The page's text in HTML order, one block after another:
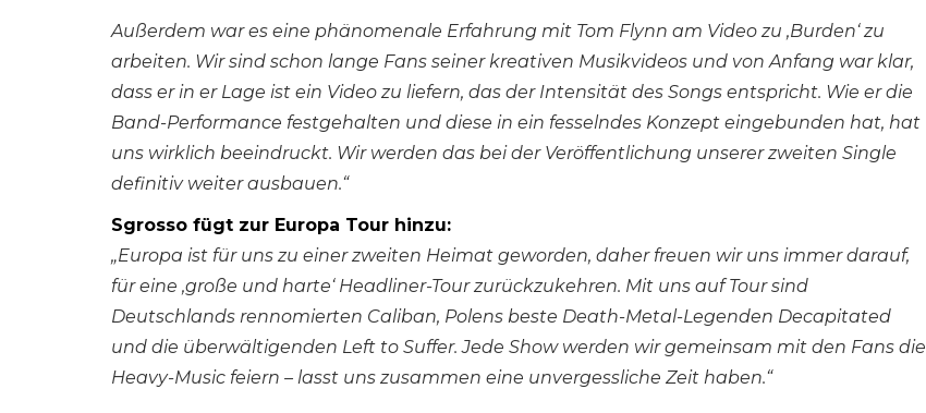
Außerdem war es eine phänomenale Erfahrung mit Tom Flynn am Video zu ‚Burden‘ zu
arbeiten. Wir sind schon lange Fans seiner kreativen Musikvideos und von Anfang war klar,
dass er in er Lage ist ein Video zu liefern, das der Intensität des Songs entspricht. Wie er die
Band-Performance festgehalten und diese in ein fesselndes Konzept eingebunden hat, hat
uns wirklich beeindruckt. Wir werden das bei der Veröffentlichung unserer zweiten Single
definitiv weiter ausbauen.“
Sgrosso fügt zur Europa Tour hinzu:
„Europa ist für uns zu einer zweiten Heimat geworden, daher freuen wir uns immer darauf,
für eine ‚große und harte‘ Headliner-Tour zurückzukehren. Mit uns auf Tour sind
Deutschlands rennomierten Caliban, Polens beste Death-Metal-Legenden Decapitated
und die überwältigenden Left to Suffer. Jede Show werden wir gemeinsam mit den Fans die
Heavy-Music feiern – lasst uns zusammen eine unvergessliche Zeit haben.“